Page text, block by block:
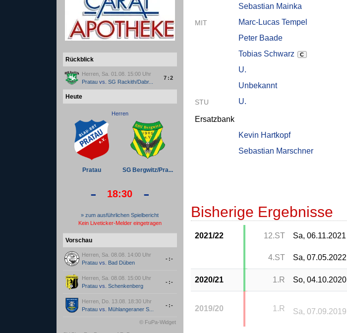
Rückblick
Herren, Sa. 01.08. 15:00 Uhr
Pratauvs. SG Rackith/Dabr...
7:2
Heute
Herren
Pratau SG Bergwitz/Pra...
- 18:30 -
» zum ausführlichen Spielbericht
Kein Liveticker-Melder eingetragen
Vorschau
Herren, Sa. 08.08. 14:00 Uhr
Pratauvs. Bad Düben
-:-
Herren, Sa. 08.08. 15:00 Uhr
Pratauvs. Schenkenberg
-:-
Herren, Do. 13.08. 18:30 Uhr
Pratauvs. Mühlangeraner S...
-:-
© FuPa-Widget
Sebastian Mainka
MIT
Marc-Lucas Tempel
Peter Baade
Tobias Schwarz
C
U.
Unbekannt
STU U.
Ersatzbank
Kevin Hartkopf
Sebastian Marschner
Bisherige Ergebnisse
2021/22 12.ST Sa, 06.11.2021
4.ST Sa, 07.05.2022
2020/21 1.R So, 04.10.2020
2019/20 1.R Sa, 07.09.2019